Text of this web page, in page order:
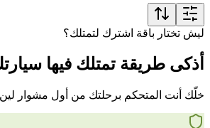
ليش تختار باقة اشترك لتمتلك؟
أذكى طريقة تمتلك فيها
خلّك أنت المتحكم برحلتك من أول مشوار